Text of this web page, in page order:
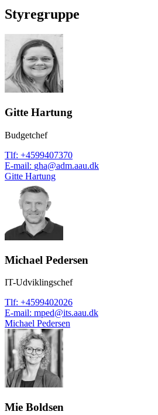
Styregruppe
Gitte Hartung
Budgetchef
Tlf: +4599407370
E-mail: gha@adm.aau.dk
Gitte Hartung
Michael Pedersen
IT-Udviklingschef
Tlf: +4599402026
E-mail: mped@its.aau.dk
Michael Pedersen
Mie Boldsen